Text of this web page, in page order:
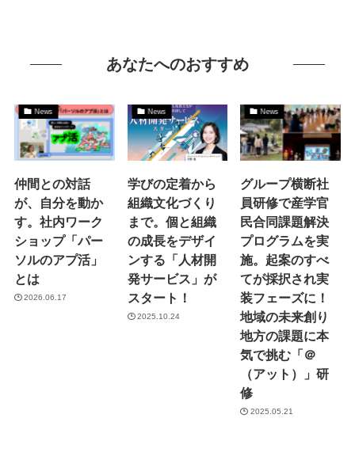
あなたへのおすすめ
News
仲間との対話
が、自分を動か
す。社内ワーク
ショップ「パー
ソルのアプ活」
とは
2026.06.17
News
学びの定着から
組織文化づくり
まで。個と組織
の成長をデザイ
ンする「人材開
発サービス」が
スタート！
2025.10.24
News
グループ横断社
員研修で産学官
民合同課題解決
プログラムを実
施。起案のすべ
てが採択され実
装フェーズに！
地域の未来創り
地方の課題に本
気で挑む「＠
（アット）」研
修
2025.05.21